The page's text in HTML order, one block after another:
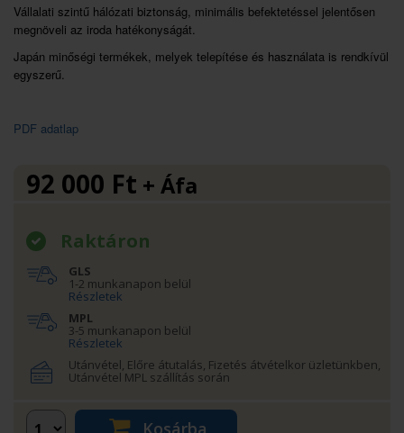
Vállalati szintű hálózati biztonság, minimális befektetéssel jelentősen
megnöveli az iroda hatékonyságát.
Japán minőségi termékek, melyek telepítése és használata is rendkívül
egyszerű.
PDF adatlap
92 000 Ft + Áfa
Raktáron
GLS
1-2 munkanapon belül
Részletek
MPL
3-5 munkanapon belül
Részletek
Utánvétel, Előre átutalás, Fizetés átvételkor üzletünkben,
Utánvétel MPL szállítás során
Kosárba